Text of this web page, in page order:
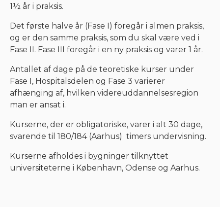
1½ år i praksis.
Det første halve år (Fase I) foregår i almen praksis,
og er den samme praksis, som du skal være ved i
Fase II. Fase III foregår i en ny praksis og varer 1 år.
Antallet af dage på de teoretiske kurser under
Fase I, Hospitalsdelen og Fase 3 varierer
afhænging af, hvilken videreuddannelsesregion
man er ansat i.
Kurserne, der er obligatoriske, varer i alt 30 dage,
svarende til 180/184 (Aarhus) timers undervisning.
Kurserne afholdes i bygninger tilknyttet
universiteterne i København, Odense og Aarhus.